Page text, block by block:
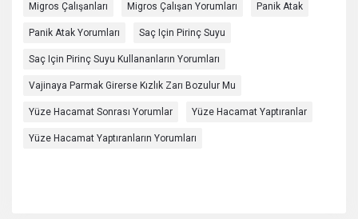
Migros Çalışanları Migros Çalışan Yorumları Panik Atak
Panik Atak Yorumları Saç Için Pirinç Suyu
Saç Için Pirinç Suyu Kullananların Yorumları
Vajinaya Parmak Girerse Kızlık Zarı Bozulur Mu
Yüze Hacamat Sonrası Yorumlar Yüze Hacamat Yaptıranlar
Yüze Hacamat Yaptıranların Yorumları